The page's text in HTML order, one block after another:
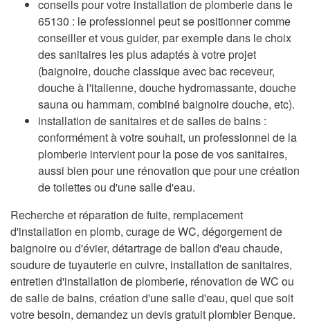
conseils pour votre installation de plomberie dans le
65130 : le professionnel peut se positionner comme
conseiller et vous guider, par exemple dans le choix
des sanitaires les plus adaptés à votre projet
(baignoire, douche classique avec bac receveur,
douche à l'italienne, douche hydromassante, douche
sauna ou hammam, combiné baignoire douche, etc).
installation de sanitaires et de salles de bains :
conformément à votre souhait, un professionnel de la
plomberie intervient pour la pose de vos sanitaires,
aussi bien pour une rénovation que pour une création
de toilettes ou d'une salle d'eau.
Recherche et réparation de fuite, remplacement
d'installation en plomb, curage de WC, dégorgement de
baignoire ou d'évier, détartrage de ballon d'eau chaude,
soudure de tuyauterie en cuivre, installation de sanitaires,
entretien d'installation de plomberie, rénovation de WC ou
de salle de bains, création d'une salle d'eau, quel que soit
votre besoin, demandez un devis gratuit plombier Benque.